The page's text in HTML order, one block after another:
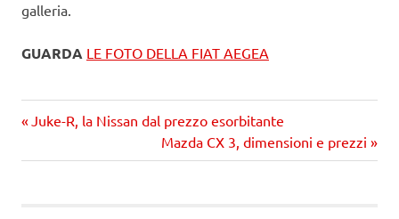
galleria.
GUARDA LE FOTO DELLA FIAT AEGEA
Navigazione
articoli
Precedente
Juke-R, la Nissan dal prezzo esorbitante
Prossimo
articolo
Mazda CX 3, dimensioni e prezzi